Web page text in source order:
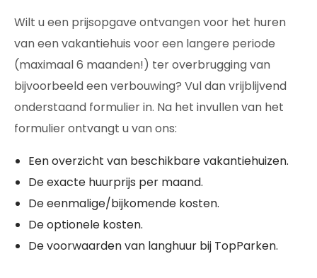
Wilt u een prijsopgave ontvangen voor het huren
van een vakantiehuis voor een langere periode
(maximaal 6 maanden!) ter overbrugging van
bijvoorbeeld een verbouwing? Vul dan vrijblijvend
onderstaand formulier in. Na het invullen van het
formulier ontvangt u van ons:
Een overzicht van beschikbare vakantiehuizen.
De exacte huurprijs per maand.
De eenmalige/bijkomende kosten.
De optionele kosten.
De voorwaarden van langhuur bij TopParken.